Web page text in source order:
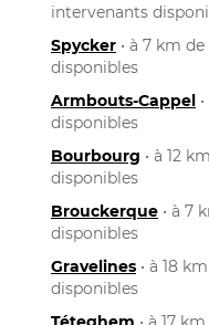
intervenants
Spycker • à 7 km
disponibles
Armbouts-Cappel
disponibles
Bourbourg • à 12
disponibles
Brouckerque • à 7
disponibles
Gravelines • à 18
disponibles